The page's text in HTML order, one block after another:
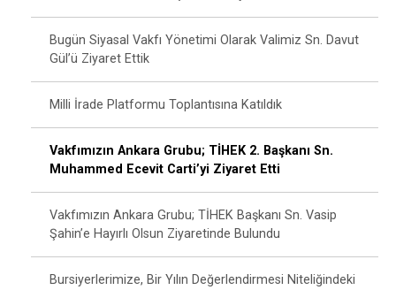
Bugün Siyasal Vakfı Yönetimi Olarak Valimiz Sn. Davut
Gül’ü Ziyaret Ettik
Milli İrade Platformu Toplantısına Katıldık
Vakfımızın Ankara Grubu; TİHEK 2. Başkanı Sn.
Muhammed Ecevit Carti’yi Ziyaret Etti
Vakfımızın Ankara Grubu; TİHEK Başkanı Sn. Vasip
Şahin’e Hayırlı Olsun Ziyaretinde Bulundu
Bursiyerlerimize, Bir Yılın Değerlendirmesi Niteliğindeki